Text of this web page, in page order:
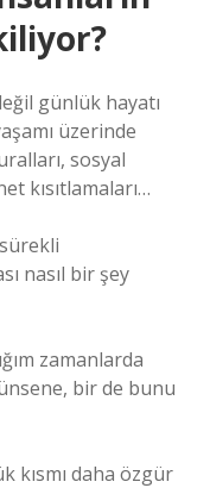
günlük hayatı
üzerinde
sosyal
kısıtlamaları…
nasıl bir şey
zamanlarda
bir de bunu
kısmı daha özgür